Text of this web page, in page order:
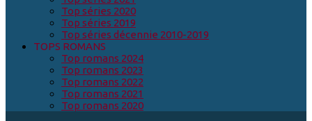
Top séries 2020
Top séries 2019
Top séries décennie 2010-2019
TOPS ROMANS
Top romans 2024
Top romans 2023
Top romans 2022
Top romans 2021
Top romans 2020